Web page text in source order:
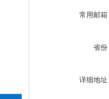
常用邮箱
省份
详细地址